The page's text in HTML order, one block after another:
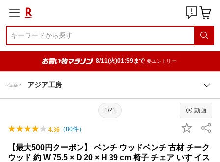
8/11(火)01:59まで 要エントリー
アジア工房
1/21 動画
4.36 （80件）
【最大500円クーポン】 ベンチ ウッドベンチ 古材 チーク
ウッド 約 W 75.5 × D 20 × H 39 cm 椅子 チェア いす イス